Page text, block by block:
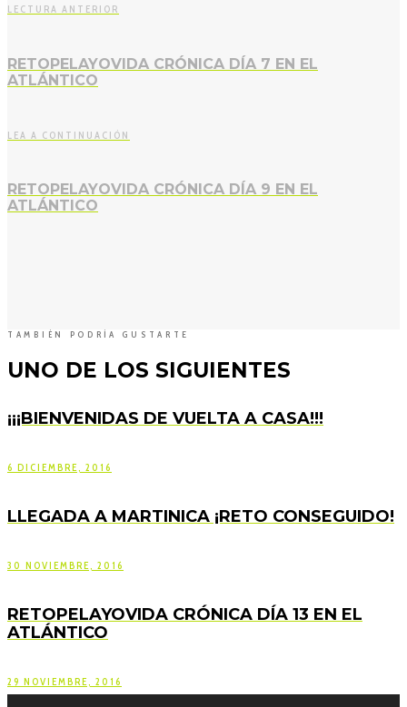
LECTURA ANTERIOR
RETOPELAYOVIDA CRÓNICA DÍA 7 EN EL
ATLÁNTICO
LEA A CONTINUACIÓN
RETOPELAYOVIDA CRÓNICA DÍA 9 EN EL
ATLÁNTICO
TAMBIÉN PODRÍA GUSTARTE
UNO DE LOS SIGUIENTES
¡¡¡BIENVENIDAS DE VUELTA A CASA!!!
6 DICIEMBRE, 2016
LLEGADA A MARTINICA ¡RETO CONSEGUIDO!
30 NOVIEMBRE, 2016
RETOPELAYOVIDA CRÓNICA DÍA 13 EN EL
ATLÁNTICO
29 NOVIEMBRE, 2016